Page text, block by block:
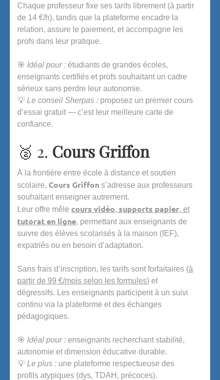
Chaque professeur fixe ses tarifs librement (à partir
de 14 €/h), tandis que la plateforme encadre la
relation, assure le paiement, et accompagne les
profs dans leur pratique.
🎯 Idéal pour : étudiants de grandes écoles,
enseignants certifiés et profs souhaitant un cadre
sérieux sans perdre leur autonomie.
💡 Le conseil Sherpas : proposez un premier cours
d’essai gratuit — c’est leur meilleure carte de
confiance.
🥈 2. Cours Griffon
À la frontière entre école à distance et soutien
scolaire, Cours Griffon s’adresse aux professeurs
souhaitant enseigner autrement.
Leur offre mêle cours vidéo, supports papier, et
tutorat en ligne, permettant aux enseignants de
suivre des élèves scolarisés à la maison (IEF),
expatriés ou en besoin d’adaptation.
Sans frais d’inscription, les tarifs sont forfaitaires (à
partir de 99 €/mois selon les formules) et
dégressifs. Les enseignants participent à un suivi
continu via la plateforme et des échanges
pédagogiques.
🎯 Idéal pour : enseignants recherchant stabilité,
autonomie et dimension éducative durable.
💡 Le plus : une plateforme respectueuse des
profils atypiques (dys, TDAH, précoces).